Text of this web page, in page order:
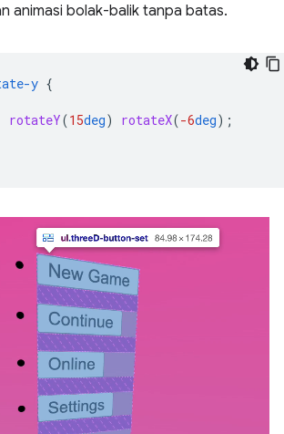
animasi bolak-balik tanpa batas.
y {
rotateY(15deg) rotateX(-6deg);